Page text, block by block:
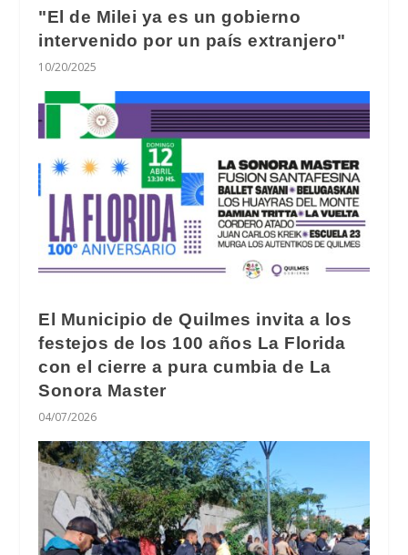
"El de Milei ya es un gobierno
intervenido por un país extranjero"
10/20/2025
El Municipio de Quilmes invita a los
festejos de los 100 años La Florida
con el cierre a pura cumbia de La
Sonora Master
04/07/2026